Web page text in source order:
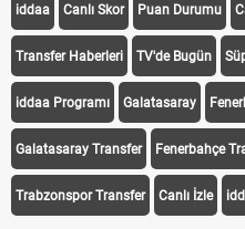
iddaa Canlı Skor Puan Durumu
Transfer Haberleri TV'de Bugün
iddaa Programı Galatasaray
Galatasaray Transfer Fenerbahçe
Trabzonspor Transfer Canlı İzle